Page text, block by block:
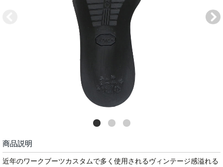
商品説明
近年のワークブーツカスタムで多く使用されるヴィンテージ感溢れる